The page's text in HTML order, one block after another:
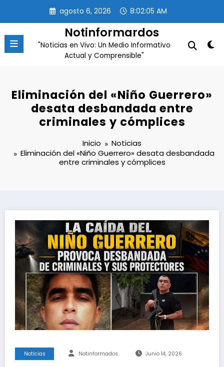
contenido
agosto 6, 2026 8:02:05 AM
Notinformardos
"Noticias en Vivo: Un Medio Informativo
Actual y Comprensible"
Eliminación del «Niño Guerrero»
desata desbandada entre
criminales y cómplices
Inicio
Noticias
Eliminación del «Niño Guerrero» desata desbandada
entre criminales y cómplices
Noticias Notinformados Junio 14, 2026